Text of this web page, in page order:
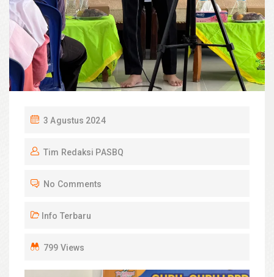
P
S
E
O
3 Agustus 2024
Tim Redaksi PASBQ
No Comments
Info Terbaru
799 Views